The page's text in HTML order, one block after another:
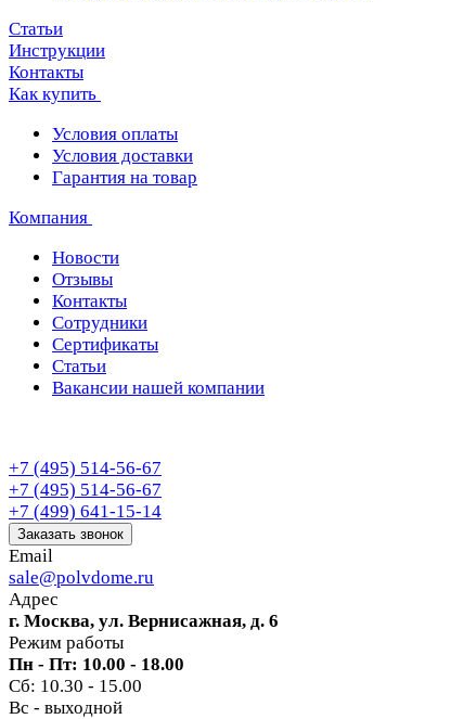
Статьи
Инструкции
Контакты
Как купить
Условия оплаты
Условия доставки
Гарантия на товар
Компания
Новости
Отзывы
Контакты
Сотрудники
Сертификаты
Статьи
Вакансии нашей компании
+7 (495) 514-56-67
+7 (495) 514-56-67
+7 (499) 641-15-14
Заказать звонок
Email
sale@polvdome.ru
Адрес
г. Москва, ул. Вернисажная, д. 6
Режим работы
Пн - Пт: 10.00 - 18.00
Сб: 10.30 - 15.00
Вс - выходной